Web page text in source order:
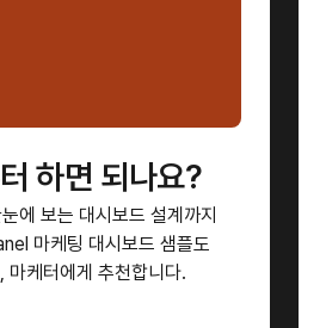
하면 되나요?
에 보는 대시보드 설계까지
마케팅 대시보드 샘플도
마케터에게 추천합니다.